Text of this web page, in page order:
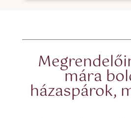
o
*
mára
házaspárok,